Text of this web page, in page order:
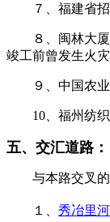
７、福建省招
８、闽林大厦
竣工前曾发生火
９、中国农业
10、福州纺织
五、交汇道路：
与本路交叉的
１、 秀冶里